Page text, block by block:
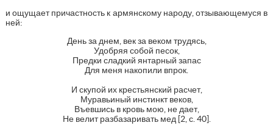
и ощущает причастность к армянскому народу, отзывающемуся в
ней:
День за днем, век за веком трудясь,
Удобряя собой песок,
Предки сладкий янтарный запас
Для меня накопили впрок.
И скупой их крестьянский расчет,
Муравьиный инстинкт веков,
Въевшись в кровь мою, не дает,
Не велит разбазаривать мед [2, с. 40].